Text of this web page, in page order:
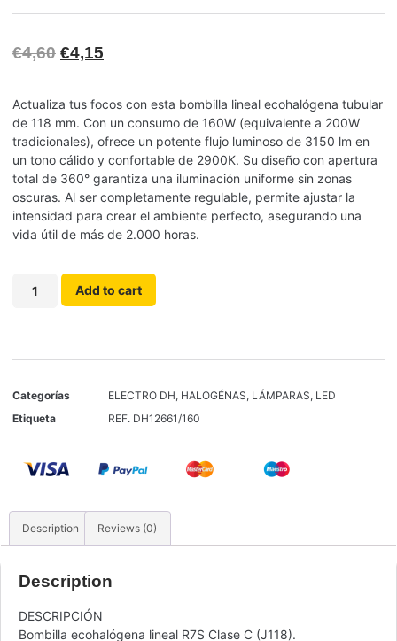
€4,60 €4,15
Actualiza tus focos con esta bombilla lineal ecohalógena tubular
de 118 mm. Con un consumo de 160W (equivalente a 200W
tradicionales), ofrece un potente flujo luminoso de 3150 lm en
un tono cálido y confortable de 2900K. Su diseño con apertura
total de 360° garantiza una iluminación uniforme sin zonas
oscuras. Al ser completamente regulable, permite ajustar la
intensidad para crear el ambiente perfecto, asegurando una
vida útil de más de 2.000 horas.
Add to cart
Categorías ELECTRO DH, HALOGÉNAS, LÁMPARAS, LED
Etiqueta
REF. DH12661/160
Description Reviews (0)
Description
DESCRIPCIÓN
Bombilla ecohalógena lineal R7S Clase C (J118).